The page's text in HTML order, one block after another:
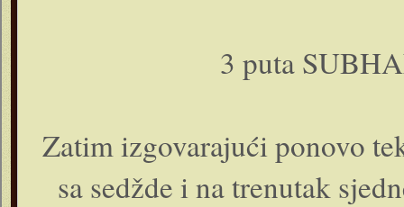
3 puta
Zatim izgovarajući ponovo
sa sedžde i na trenutak